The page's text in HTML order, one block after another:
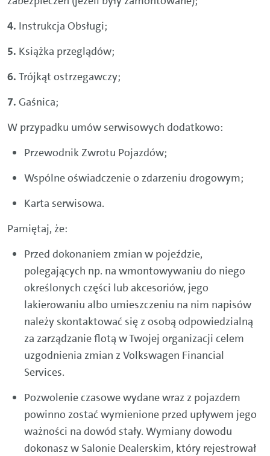
Instrukcja Obsługi;
Książka przeglądów;
Trójkąt ostrzegawczy;
Gaśnica;
W przypadku umów serwisowych dodatkowo:
Przewodnik Zwrotu Pojazdów;
Wspólne oświadczenie o zdarzeniu drogowym;
Karta serwisowa.
Pamiętaj, że:
Przed dokonaniem zmian w pojeździe,
polegających np. na wmontowywaniu do niego
określonych części lub akcesoriów, jego
lakierowaniu albo umieszczeniu na nim napisów
należy skontaktować się z osobą odpowiedzialną
za zarządzanie flotą w Twojej organizacji celem
uzgodnienia zmian z Volkswagen Financial
Services.
Pozwolenie czasowe wydane wraz z pojazdem
powinno zostać wymienione przed upływem jego
ważności na dowód stały. Wymiany dowodu
dokonasz w Salonie Dealerskim, który rejestrował